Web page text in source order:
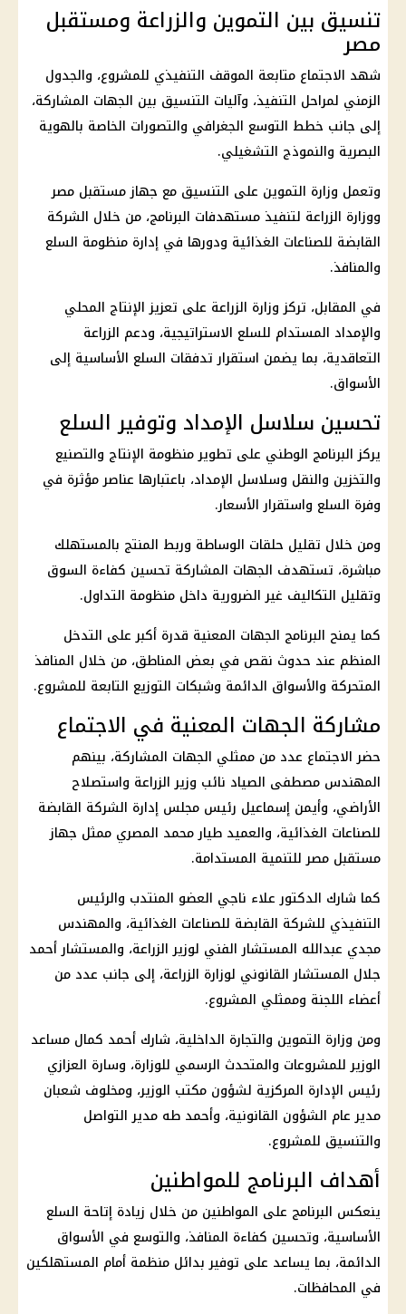
تنسيق بين التموين والزراعة ومستقبل
مصر
شهد الاجتماع متابعة الموقف التنفيذي للمشروع، والجدول
الزمني لمراحل التنفيذ، وآليات التنسيق بين الجهات المشاركة،
إلى جانب خطط التوسع الجغرافي والتصورات الخاصة بالهوية
البصرية والنموذج التشغيلي.
وتعمل وزارة التموين على التنسيق مع جهاز مستقبل مصر
ووزارة الزراعة لتنفيذ مستهدفات البرنامج، من خلال الشركة
القابضة للصناعات الغذائية ودورها في إدارة منظومة السلع
والمنافذ.
في المقابل، تركز وزارة الزراعة على تعزيز الإنتاج المحلي
والإمداد المستدام للسلع الاستراتيجية، ودعم الزراعة
التعاقدية، بما يضمن استقرار تدفقات السلع الأساسية إلى
الأسواق.
تحسين سلاسل الإمداد وتوفير السلع
يركز البرنامج الوطني على تطوير منظومة الإنتاج والتصنيع
والتخزين والنقل وسلاسل الإمداد، باعتبارها عناصر مؤثرة في
وفرة السلع واستقرار الأسعار.
ومن خلال تقليل حلقات الوساطة وربط المنتج بالمستهلك
مباشرة، تستهدف الجهات المشاركة تحسين كفاءة السوق
وتقليل التكاليف غير الضرورية داخل منظومة التداول.
كما يمنح البرنامج الجهات المعنية قدرة أكبر على التدخل
المنظم عند حدوث نقص في بعض المناطق، من خلال المنافذ
المتحركة والأسواق الدائمة وشبكات التوزيع التابعة للمشروع.
مشاركة الجهات المعنية في الاجتماع
حضر الاجتماع عدد من ممثلي الجهات المشاركة، بينهم
المهندس مصطفى الصياد نائب وزير الزراعة واستصلاح
الأراضي، وأيمن إسماعيل رئيس مجلس إدارة الشركة القابضة
للصناعات الغذائية، والعميد طيار محمد المصري ممثل جهاز
مستقبل مصر للتنمية المستدامة.
كما شارك الدكتور علاء ناجي العضو المنتدب والرئيس
التنفيذي للشركة القابضة للصناعات الغذائية، والمهندس
مجدي عبدالله المستشار الفني لوزير الزراعة، والمستشار أحمد
جلال المستشار القانوني لوزارة الزراعة، إلى جانب عدد من
أعضاء اللجنة وممثلي المشروع.
ومن وزارة التموين والتجارة الداخلية، شارك أحمد كمال مساعد
الوزير للمشروعات والمتحدث الرسمي للوزارة، وسارة العزازي
رئيس الإدارة المركزية لشؤون مكتب الوزير، ومخلوف شعبان
مدير عام الشؤون القانونية، وأحمد طه مدير التواصل
والتنسيق للمشروع.
أهداف البرنامج للمواطنين
ينعكس البرنامج على المواطنين من خلال زيادة إتاحة السلع
الأساسية، وتحسين كفاءة المنافذ، والتوسع في الأسواق
الدائمة، بما يساعد على توفير بدائل منظمة أمام المستهلكين
في المحافظات.